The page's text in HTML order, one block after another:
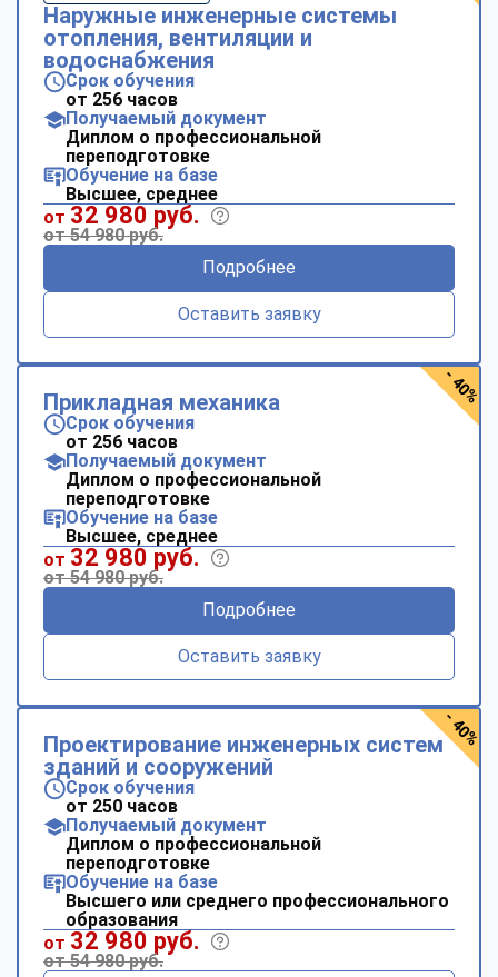
Наружные инженерные системы
отопления, вентиляции и
водоснабжения
Срок обучения
от 256 часов
Получаемый документ
Диплом о профессиональной
переподготовке
Обучение на базе
Высшее, среднее
от 32 980 руб.
от 54 980 руб.
Подробнее
Оставить заявку
Прикладная механика
Срок обучения
от 256 часов
Получаемый документ
Диплом о профессиональной
переподготовке
Обучение на базе
Высшее, среднее
от 32 980 руб.
от 54 980 руб.
Подробнее
Оставить заявку
- 40%
Проектирование инженерных систем
зданий и сооружений
Срок обучения
от 250 часов
Получаемый документ
Диплом о профессиональной
переподготовке
Обучение на базе
Высшего или среднего профессионального
образования
от 32 980 руб.
от 54 980 руб.
- 40%